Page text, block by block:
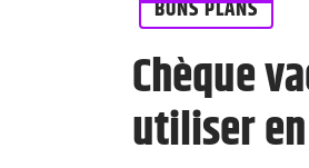
BONS PLANS
Chèque
utiliser